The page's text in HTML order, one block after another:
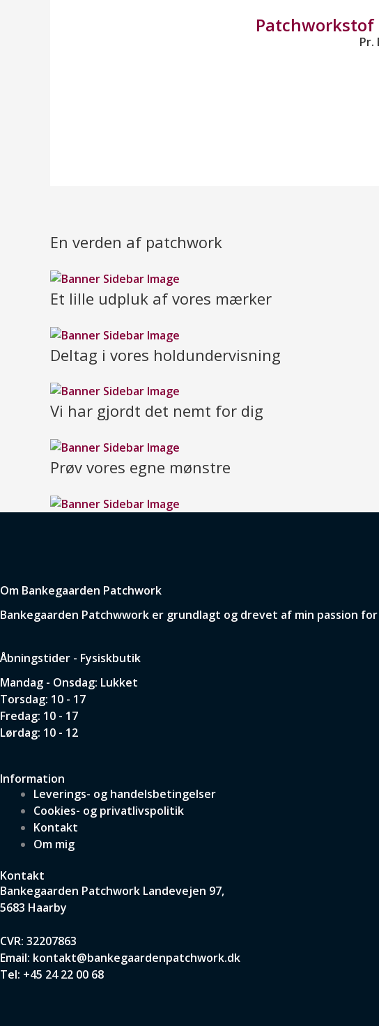
Patchworkstof
Pr.
En verden af patchwork
Et lille udpluk af vores mærker
Deltag i vores holdundervisning
Vi har gjordt det nemt for dig
Prøv vores egne mønstre
Om Bankegaarden Patchwork
Bankegaarden Patchwwork er grundlagt og drevet af min passion
Åbningstider - Fysiskbutik
Mandag - Onsdag: Lukket
Torsdag: 10 - 17
Fredag: 10 - 17
Lørdag: 10 - 12
Information
Leverings- og handelsbetingelser
Cookies- og privatlivspolitik
Kontakt
Om mig
Kontakt
Bankegaarden Patchwork Landevejen 97,
5683 Haarby
CVR: 32207863
Email: kontakt@bankegaardenpatchwork.dk
Tel: +45 24 22 00 68